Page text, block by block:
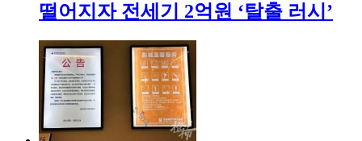
떨어지자 전세기 2억원 ‘탈출 러시’